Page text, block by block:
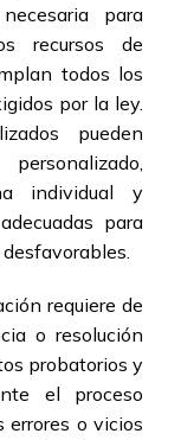
para
recursos de
todos los
por la ley.
pueden
individual y
para
requiere de
o resolución
probatorios y
el proceso
errores o vicios